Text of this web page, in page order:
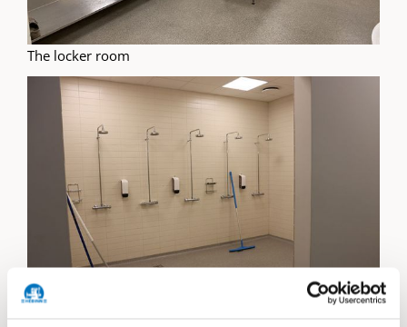
The locker room